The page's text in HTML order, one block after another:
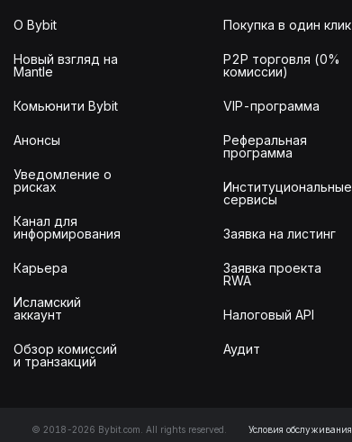
О Bybit
Новый взгляд на
Mantle
Комьюнити Bybit
Анонсы
Уведомление о
рисках
Канал для
информирования
Карьера
Исламский
аккаунт
Обзор комиссий
и транзакций
Покупка в один клик
P2P торговля (0%
комиссии)
VIP-программа
Реферальная
программа
Институциональные
сервисы
Заявка на листинг
Заявка проекта
RWA
Налоговый API
Аудит
© 2018-2026 Bybit.com. All rights reserved. Условия обслуживания